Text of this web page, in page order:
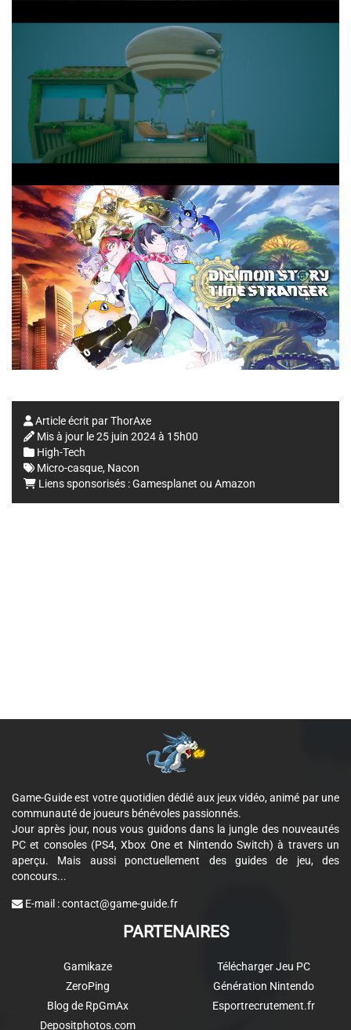
Article écrit parThorAxe
Mis à jour le25 juin 2024 à 15h00
High-Tech
Micro-casque, Nacon
Liens sponsorisés :Gamesplanet ou Amazon
Game-Guide est votre quotidien dédié aux jeux vidéo, animé par une
communauté de joueurs bénévoles passionnés.
Jour après jour, nous vous guidons dans la jungle des nouveautés
PC et consoles (PS4, Xbox One et Nintendo Switch) à travers un
aperçu. Mais aussi ponctuellement des guides de jeu, des
concours...
E-mail :contact@game-guide.fr
PARTENAIRES
Gamikaze
ZeroPing
Blog de RpGmAx
Depositphotos.com
Télécharger Jeu PC
Génération Nintendo
Esportrecrutement.fr